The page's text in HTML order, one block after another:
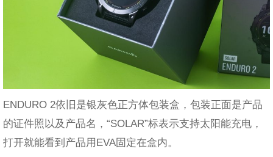
ENDURO 2依旧是银灰色正方体包装盒，包装正面是产品
的证件照以及产品名，“SOLAR”标表示支持太阳能充电，
打开就能看到产品用EVA固定在盒内。